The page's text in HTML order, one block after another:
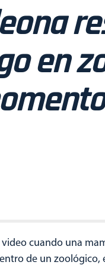
en
cuando una
de un zoológico,